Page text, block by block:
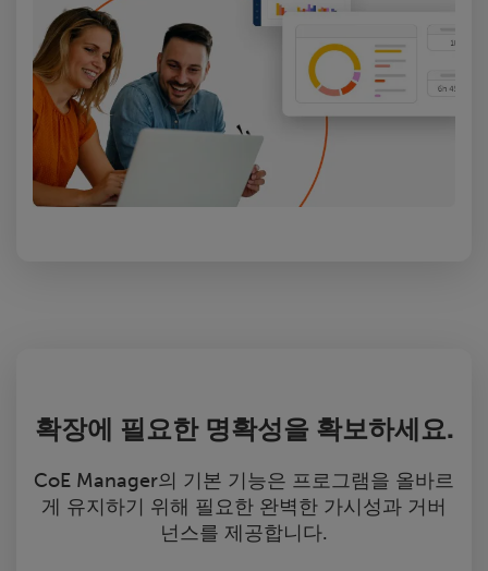
확장에 필요한 명확성을 확보하세요.
CoE Manager의 기본 기능은 프로그램을 올바르
게 유지하기 위해 필요한 완벽한 가시성과 거버
넌스를 제공합니다.